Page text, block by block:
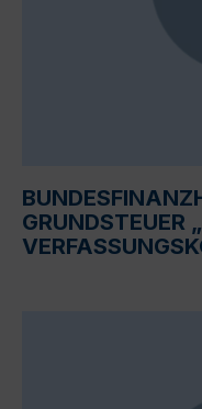
GRUNDSTEUER